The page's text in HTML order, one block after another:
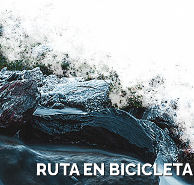
RUTA EN BICICLETA